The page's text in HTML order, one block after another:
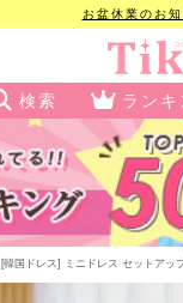
お盆休業のお
検索 ランキ
[韓国ドレス] ミニドレス セットアッ